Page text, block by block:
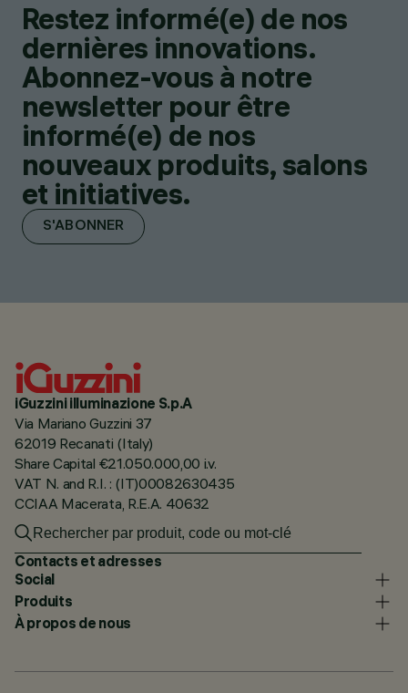
Restez informé(e) de nos
dernières innovations.
Abonnez-vous à notre
newsletter pour être
informé(e) de nos
nouveaux produits, salons
et initiatives.
S'ABONNER
iGuzzini illuminazione S.p.A
Via Mariano Guzzini 37
62019 Recanati (Italy)
Share Capital €21.050.000,00 i.v.
VAT N. and R.I. : (IT)00082630435
CCIAA Macerata, R.E.A. 40632
Contacts et adresses
Social
Produits
À propos de nous